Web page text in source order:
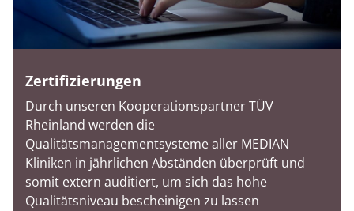
Zertifizierungen
Durch unseren Kooperationspartner TÜV
Rheinland werden die
Qualitätsmanagementsysteme aller MEDIAN
Kliniken in jährlichen Abständen überprüft und
somit extern auditiert, um sich das hohe
Qualitätsniveau bescheinigen zu lassen